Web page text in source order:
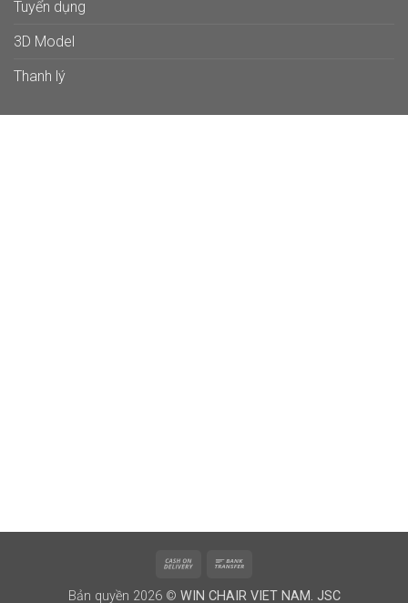
Tuyển dụng
3D Model
Thanh lý
Cash
Bản quyền 2026 © WIN CHAIR VIET NAM. JSC